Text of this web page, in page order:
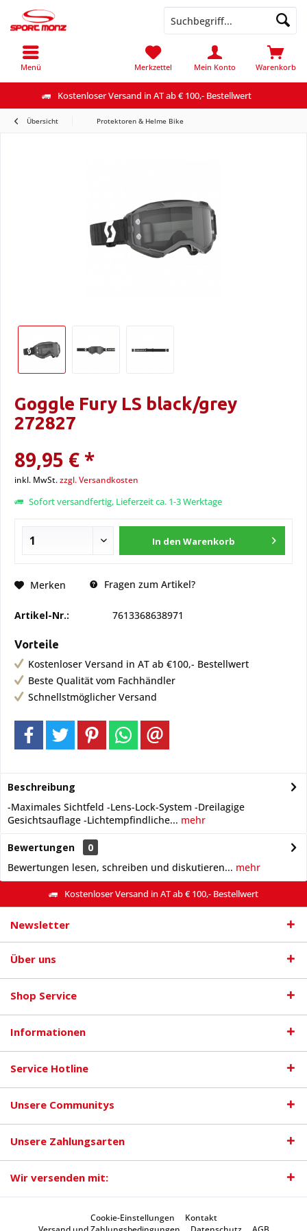
Kostenloser Versand in AT ab € 100,- Bestellwert
Menü Warenkorb
Merkzettel Mein Konto
Übersicht Protektoren & Helme Bike
Goggle Fury LS black/grey
272827
89,95 € *
inkl. MwSt.zzgl. Versandkosten
Sofort versandfertig, Lieferzeit ca. 1-3 Werktage
In den Warenkorb
Merken Fragen zum Artikel?
Artikel-Nr.: 7613368638971
Vorteile
Kostenloser Versand in AT ab €100,- Bestellwert
Beste Qualität vom Fachhändler
Schnellstmöglicher Versand
Beschreibung
-Maximales Sichtfeld -Lens-Lock-System -Dreilagige
Gesichtsauflage -Lichtempfindliche... mehr
Bewertungen
0
Bewertungen lesen, schreiben und diskutieren... mehr
Kostenloser Versand in AT ab € 100,- Bestellwert
Newsletter
Über uns
Shop Service
Informationen
Service Hotline
Unsere Communitys
Unsere Zahlungsarten
Wir versenden mit:
Cookie-Einstellungen
Kontakt